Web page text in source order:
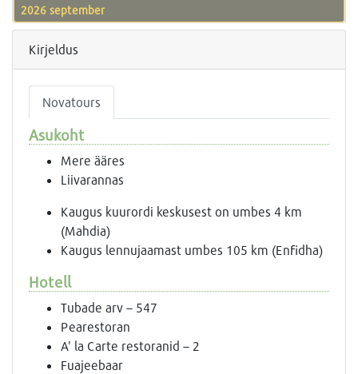
2026 september
Kirjeldus
Novatours
Asukoht
Mere ääres
Liivarannas
Kaugus kuurordi keskusest on umbes 4 km
(Mahdia)
Kaugus lennujaamast umbes 105 km (Enfidha)
Hotell
Tubade arv – 547
Pearestoran
A' la Carte restoranid – 2
Fuajeebaar